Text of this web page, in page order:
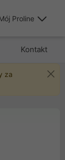
Proline
Kontakt
za